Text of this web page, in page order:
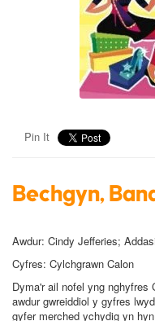
Pin It
Bechgyn,
Awdur: Cindy Jefferies;
Cyfres: Cylchgrawn Calon
Dyma'r ail nofel yng nghyfres
awdur gwreiddiol y gyfres
gyfer merched ychydig yn